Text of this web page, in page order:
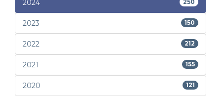
2024 250
2023 150
2022 212
2021 155
2020 121